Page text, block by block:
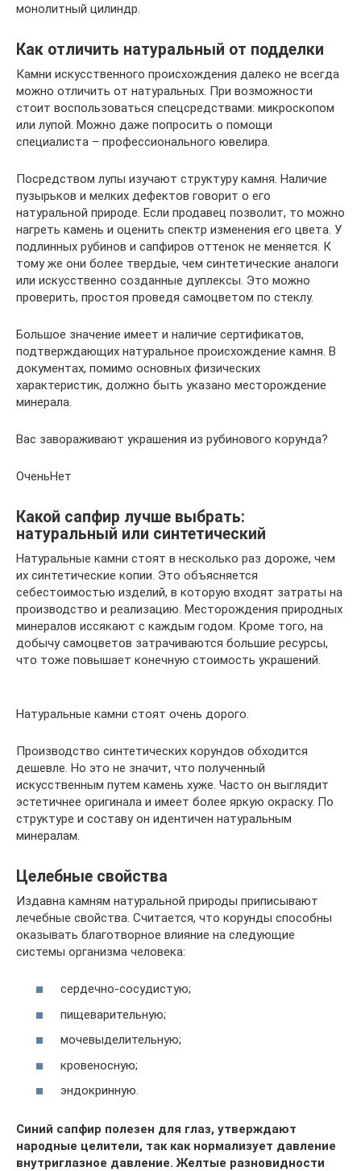
монолитный цилиндр.
Как отличить натуральный от подделки
Камни искусственного происхождения далеко не всегда
можно отличить от натуральных. При возможности
стоит воспользоваться спецсредствами: микроскопом
или лупой. Можно даже попросить о помощи
специалиста – профессионального ювелира.
Посредством лупы изучают структуру камня. Наличие
пузырьков и мелких дефектов говорит о его
натуральной природе. Если продавец позволит, то можно
нагреть камень и оценить спектр изменения его цвета. У
подлинных рубинов и сапфиров оттенок не меняется. К
тому же они более твердые, чем синтетические аналоги
или искусственно созданные дуплексы. Это можно
проверить, простоя проведя самоцветом по стеклу.
Большое значение имеет и наличие сертификатов,
подтверждающих натуральное происхождение камня. В
документах, помимо основных физических
характеристик, должно быть указано месторождение
минерала.
Вас завораживают украшения из рубинового корунда?
ОченьНет
Какой сапфир лучше выбрать:
натуральный или синтетический
Натуральные камни стоят в несколько раз дороже, чем
их синтетические копии. Это объясняется
себестоимостью изделий, в которую входят затраты на
производство и реализацию. Месторождения природных
минералов иссякают с каждым годом. Кроме того, на
добычу самоцветов затрачиваются большие ресурсы,
что тоже повышает конечную стоимость украшений.
Натуральные камни стоят очень дорого.
Производство синтетических корундов обходится
дешевле. Но это не значит, что полученный
искусственным путем камень хуже. Часто он выглядит
эстетичнее оригинала и имеет более яркую окраску. По
структуре и составу он идентичен натуральным
минералам.
Целебные свойства
Издавна камням натуральной природы приписывают
лечебные свойства. Считается, что корунды способны
оказывать благотворное влияние на следующие
системы организма человека:
сердечно-сосудистую;
пищеварительную;
мочевыделительную;
кровеносную;
эндокринную.
Синий сапфир полезен для глаз, утверждают
народные целители, так как нормализует давление
внутриглазное давление. Желтые разновидности